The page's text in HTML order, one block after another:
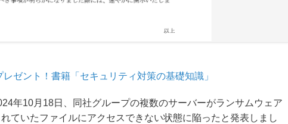
レゼント！書籍「セキュリティ対策の基礎知識」
年10月18日、同社グループの複数のサーバーがランサムウェア
ていたファイルにアクセスできない状態に陥ったと発表しまし